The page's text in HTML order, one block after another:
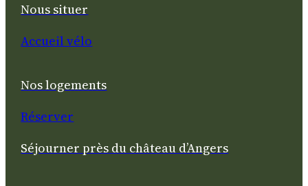
Nous situer
Accueil vélo
Nos logements
Réserver
Séjourner près du château d’Angers